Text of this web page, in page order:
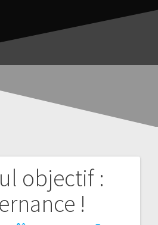
objectif :
!